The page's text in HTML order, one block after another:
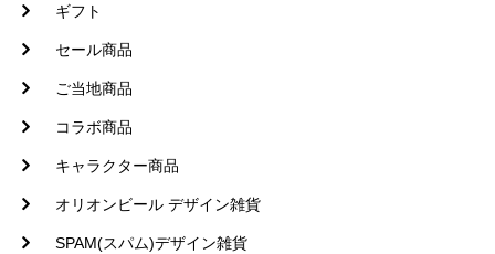
ギフト
セール商品
ご当地商品
コラボ商品
キャラクター商品
オリオンビール デザイン雑貨
SPAM(スパム)デザイン雑貨